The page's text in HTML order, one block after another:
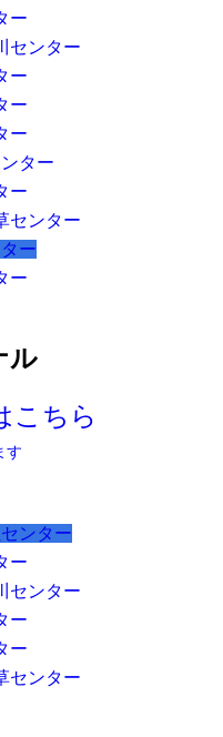
ー
センター
ー
ー
ー
ター
ー
センター
ー
ー
ル
こちら
す
ンター
ー
センター
ー
ー
センター